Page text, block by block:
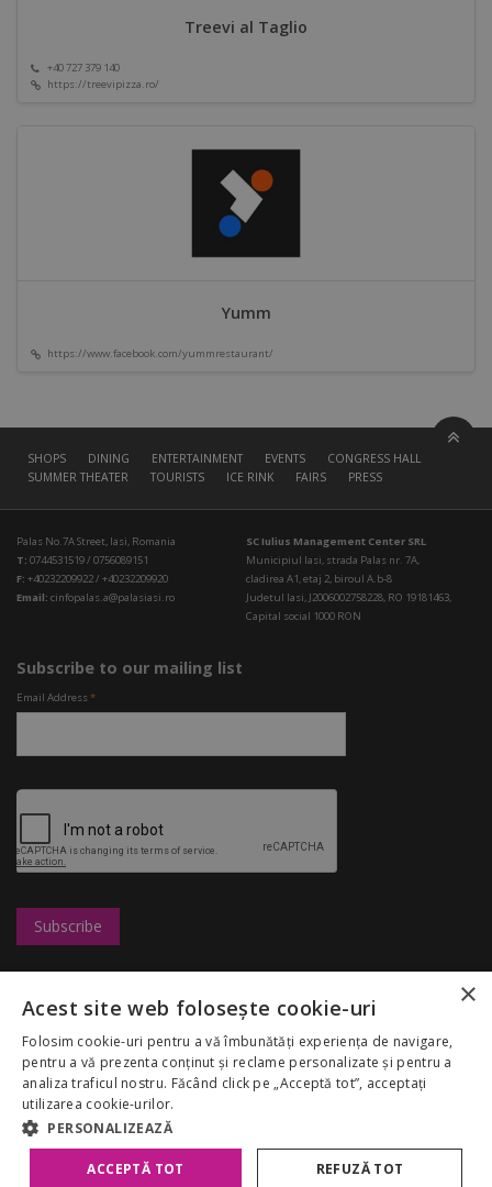
Treevi al Taglio
+40 727 379 140
https://treevipizza.ro/
Yumm
https://www.facebook.com/yummrestaurant/
SHOPS DINING ENTERTAINMENT EVENTS
CONGRESS HALL
SUMMER THEATER
TOURISTS ICE RINK FAIRS PRESS
Palas No.7A Street, Iasi, Romania
T: 0744531519 / 0756089151
F: +40232209922 / +40232209920
Email: cinfopalas.a@palasiasi.ro
SC Iulius Management Center SRL
Municipiul Iasi, strada Palas nr. 7A,
cladirea A1, etaj 2, biroul A.b-8
Judetul Iasi, J2006002758228, RO 19181463,
Capital social 1000 RON
Subscribe to our mailing list
Email Address*
Marketing
Palas Mall
Rules
My Account
GDPR
Congresshall
Fairs
Restaurants
Discounts
Despre noi
Copyright 2026 Palas Mall. All rights reserved.
×
Acest site web folosește cookie-uri
Folosim cookie-uri pentru a vă îmbunătăți experiența de navigare,
pentru a vă prezenta conținut și reclame personalizate și pentru a
analiza traficul nostru. Făcând click pe „Acceptă tot”, acceptați
utilizarea cookie-urilor.
PERSONALIZEAZĂ
ACCEPTĂ TOT REFUZĂ TOT